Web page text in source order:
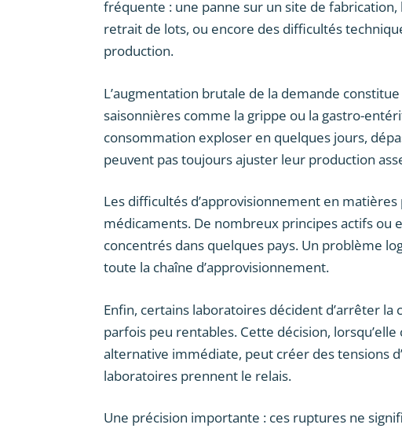
fréquente : une panne sur un site de
retrait de lots, ou encore des difficultés
production.
L’augmentation brutale de la demande
saisonnières comme la grippe ou la gastro-
consommation exploser en quelques jours,
peuvent pas toujours ajuster leur production
Les difficultés d’approvisionnement en
médicaments. De nombreux principes actifs ou
concentrés dans quelques pays. Un problème
toute la chaîne d’approvisionnement.
Enfin, certains laboratoires décident d’arrêter
parfois peu rentables. Cette décision,
alternative immédiate, peut créer des tensions
laboratoires prennent le relais.
Une précision importante : ces ruptures ne